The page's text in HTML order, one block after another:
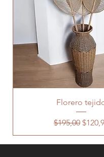
Florero
Precio
$195,00